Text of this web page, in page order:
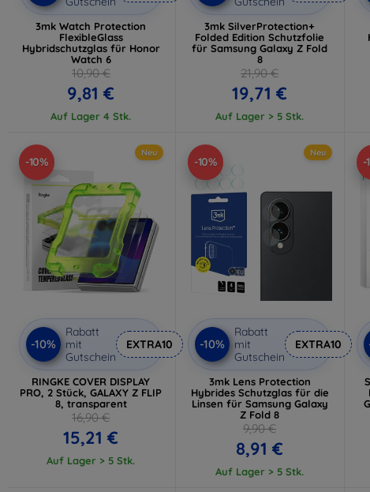
3mk Watch Protection
FlexibleGlass
Hybridschutzglas für Honor
Watch 6
10,90 €
9,81 €
Auf Lager 4 Stk.
3mk SilverProtection+
Folded Edition Schutzfolie
für Samsung Galaxy Z Fold
8
21,90 €
19,71 €
Auf Lager > 5 Stk.
-10%
Neu
-10%
Rabatt
mit
Gutschein
EXTRA10
RINGKE COVER DISPLAY
PRO, 2 Stück, GALAXY Z FLIP
8, transparent
16,90 €
15,21 €
Auf Lager > 5 Stk.
-10%
Neu
-10%
Rabatt
mit
Gutschein
EXTRA10
3mk Lens Protection
Hybrides Schutzglas für die
Linsen für Samsung Galaxy
Z Fold 8
9,90 €
8,91 €
Auf Lager > 5 Stk.
-